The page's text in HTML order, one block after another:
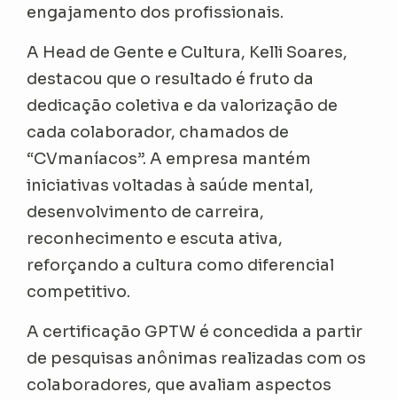
engajamento dos profissionais.
A Head de Gente e Cultura, Kelli Soares,
destacou que o resultado é fruto da
dedicação coletiva e da valorização de
cada colaborador, chamados de
“CVmaníacos”. A empresa mantém
iniciativas voltadas à saúde mental,
desenvolvimento de carreira,
reconhecimento e escuta ativa,
reforçando a cultura como diferencial
competitivo.
A certificação GPTW é concedida a partir
de pesquisas anônimas realizadas com os
colaboradores, que avaliam aspectos